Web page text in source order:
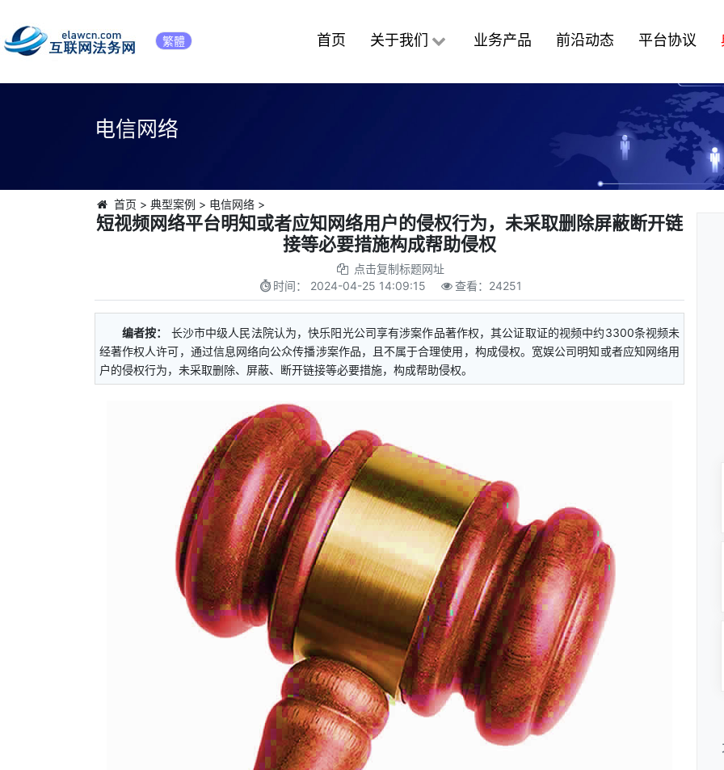
繁體 首页 关于我们 业务产品 前沿动态 平台协议
电信网络
首页 > 典型案例 > 电信网络>
短视频网络平台明知或者应知网络用户的侵权行为，未采取删除屏蔽断开链
接等必要措施构成帮助侵权
点击复制标题网址
时间： 2024-04-25 14:09:15 查看： 24251
编者按：
长沙市中级人民法院认为，快乐阳光公司享有涉案作品著作权，其公证取证的视频中约3300条视频未
经著作权人许可，通过信息网络向公众传播涉案作品，且不属于合理使用，构成侵权。宽娱公司明知或者应知网络用
户的侵权行为，未采取删除、屏蔽、断开链接等必要措施，构成帮助侵权。